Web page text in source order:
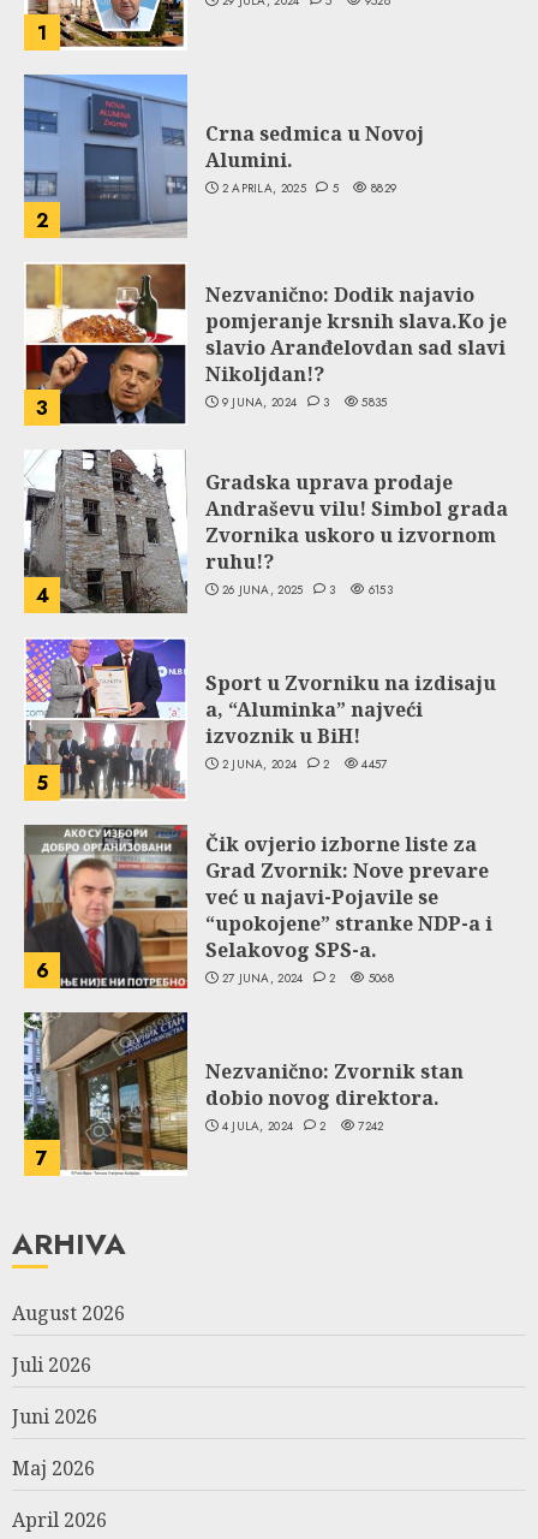
1
2
Crna sedmica u Novoj
Alumini.
2 APRILA, 2025 5 8829
3
Nezvanično: Dodik najavio
pomjeranje krsnih slava.Ko je
slavio Aranđelovdan sad slavi
Nikoljdan!?
9 JUNA, 2024 3 5835
4
Gradska uprava prodaje
Andraševu vilu! Simbol grada
Zvornika uskoro u izvornom
ruhu!?
26 JUNA, 2025 3 6153
5
Sport u Zvorniku na izdisaju
a, “Aluminka” najveći
izvoznik u BiH!
2 JUNA, 2024 2 4457
6
Čik ovjerio izborne liste za
Grad Zvornik: Nove prevare
već u najavi-Pojavile se
“upokojene” stranke NDP-a i
Selakovog SPS-a.
27 JUNA, 2024 2 5068
7
Nezvanično: Zvornik stan
dobio novog direktora.
4 JULA, 2024 2 7242
ARHIVA
August 2026
Juli 2026
Juni 2026
Maj 2026
April 2026